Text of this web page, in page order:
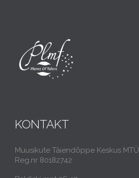
KONTAKT
Muusikute Täiendõppe Keskus MTÜ
Reg.nr 80182742